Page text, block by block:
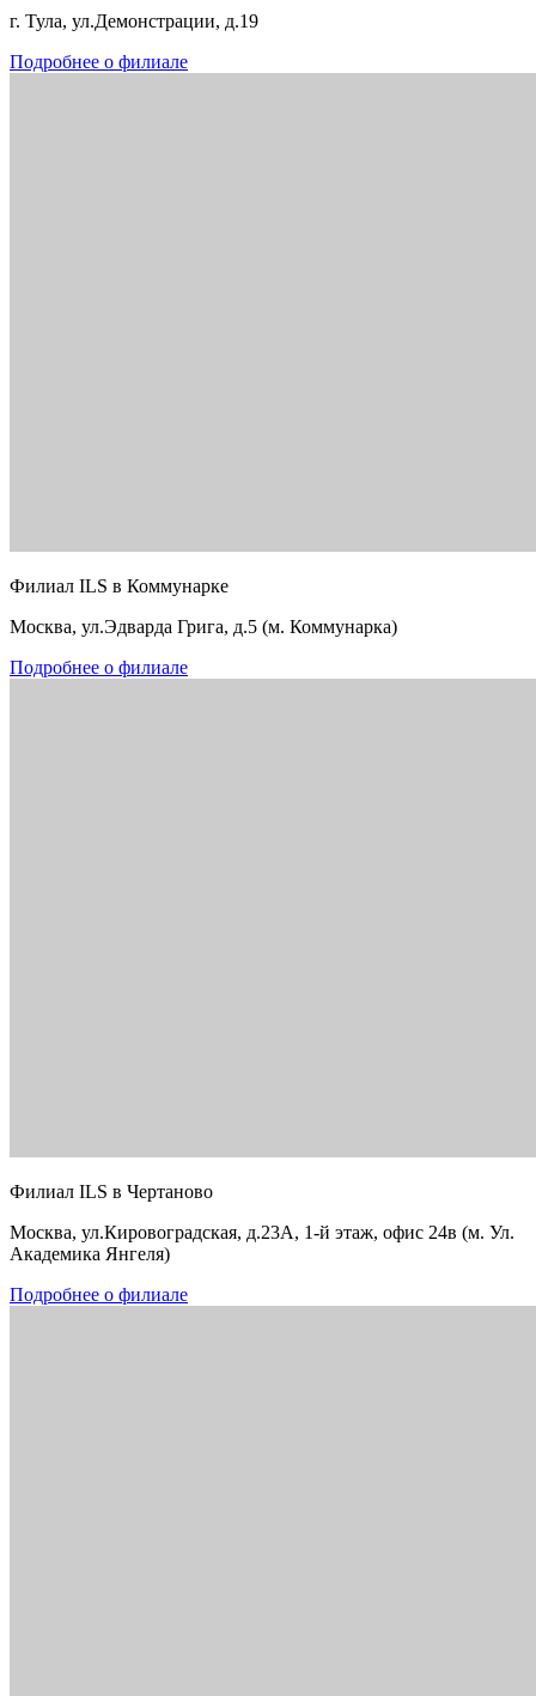
г. Тула, ул.Демонстрации, д.19
Подробнее о филиале
Филиал ILS в Коммунарке
Москва, ул.Эдварда Грига, д.5 (м. Коммунарка)
Подробнее о филиале
Филиал ILS в Чертаново
Москва, ул.Кировоградская, д.23А, 1-й этаж, офис 24в (м. Ул.
Академика Янгеля)
Подробнее о филиале